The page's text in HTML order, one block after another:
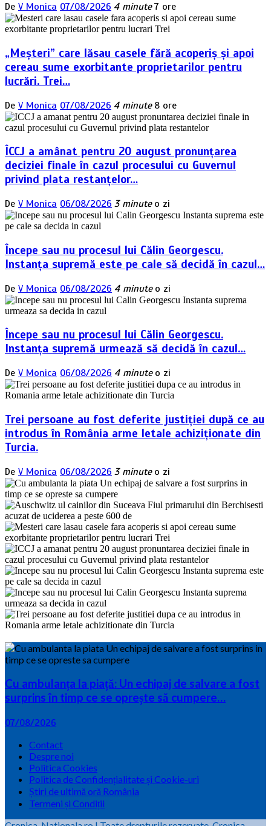
De V Monica 07/08/2026 4 minute 7 ore
„Meșteri” care lăsau casele fără acoperiș și apoi
cereau sume exorbitante proprietarilor pentru
lucrări. Trei…
De V Monica 07/08/2026 4 minute 8 ore
ÎCCJ a amânat pentru 20 august pronunțarea
deciziei finale în cazul procesului cu Guvernul
privind plata restanțelor…
De V Monica 06/08/2026 3 minute o zi
Începe sau nu procesul lui Călin Georgescu.
Instanța supremă este pe cale să decidă în cazul…
De V Monica 06/08/2026 4 minute o zi
Începe sau nu procesul lui Călin Georgescu.
Instanța supremă urmează să decidă în cazul…
De V Monica 06/08/2026 4 minute o zi
Trei persoane au fost deferite justiției după ce au
introdus în România arme letale achiziționate din
Turcia.
De V Monica 06/08/2026 3 minute o zi
Cu ambulanța la piață: Un echipaj de salvare a fost
surprins în timp ce se oprește să cumpere…
07/08/2026
Contact
Despre noi
Politica Cookies
Politica de Confidențialitate și Cookie-uri
Știri de ultimă oră România
Termeni și Condiții